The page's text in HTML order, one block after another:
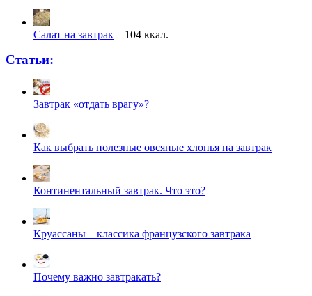
Салат на завтрак – 104 ккал.
Статьи:
Завтрак «отдать врагу»?
Как выбрать полезные овсяные хлопья на завтрак
Континентальный завтрак. Что это?
Круассаны – классика французского завтрака
Почему важно завтракать?